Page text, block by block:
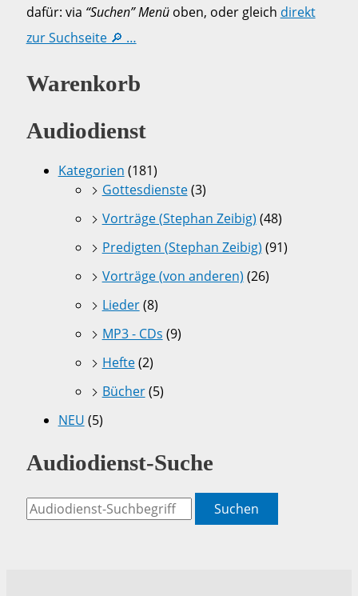
dafür: via “Suchen” Menüoben, oder gleich direkt
zur Suchseite 🔎 …
Warenkorb
Audiodienst
Kategorien (181)
Gottesdienste(3)
Vorträge (Stephan Zeibig) (48)
Predigten (Stephan Zeibig) (91)
Vorträge (von anderen) (26)
Lieder(8)
MP3 - CDs (9)
Hefte(2)
Bücher(5)
NEU (5)
Audiodienst-Suche
Suchen